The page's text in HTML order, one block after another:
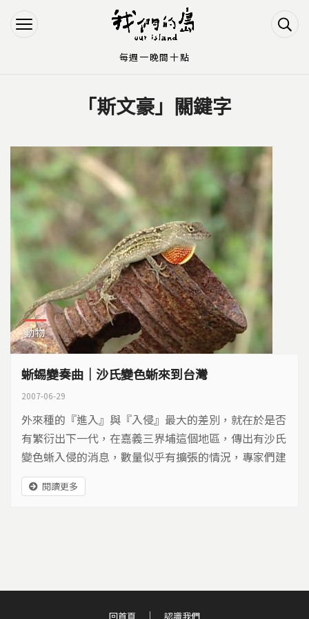
Jump to Navigation
Jump to Main content
「斯文豪」關鍵字
動物
蜥蜴變奏曲｜沙氏變色蜥來到台灣
2007-06-29
外來種的『進入』與『入侵』最大的差別，就在於是否
有繁衍出下一代，在嘉義三界埔這個地區，傳出有沙氏
變色蜥入侵的消息，數量似乎有擴張的情況，專家們建
議，如果不趁大幅擴散前盡速移除的話，恐怕會引發一
場本土生態的危機。
閱讀更多
回首頁 認識我們
每週一晚間十點